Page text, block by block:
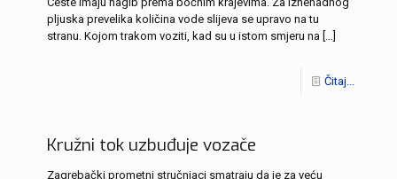
pljuska prevelika količina vode slijeva se upravo na tu
stranu. Kojom trakom voziti, kad su u istom smjeru na […]
Čitaj...
Kružni tok uzbuđuje vozače
Zagrebački prometni stručnjaci smatraju da je za veću